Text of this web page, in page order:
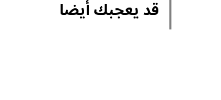
قد يعجبك أيضا